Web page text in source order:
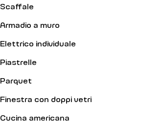
Scaffale
Armadio a muro
Elettrico individuale
Piastrelle
Parquet
Finestra con doppi vetri
Cucina americana